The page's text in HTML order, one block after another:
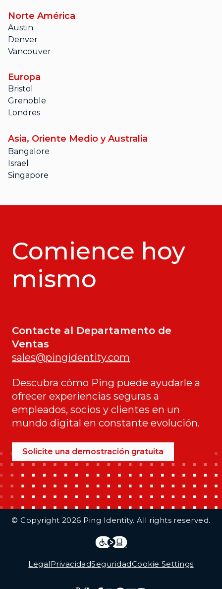
Norte América
Austin
Denver
Vancouver
Europa
Bristol
Grenoble
Londres
Asia, Oriente Medio y Australia
Bangalore
Israel
Singapore
Comience hoy
mismo
Contacte al Departamento de
Ventas
sales@pingidentity.com
Descubra cómo Ping puede ayudarle a
ofrecer experiencias seguras a
empleados, socios y clientes en un
mundo digital en constante evolución.
Solicite una demostración gratuita
© Copyright 2026 Ping Identity. All rights reserved.
LegalPrivacidadSeguridadCookie Settings